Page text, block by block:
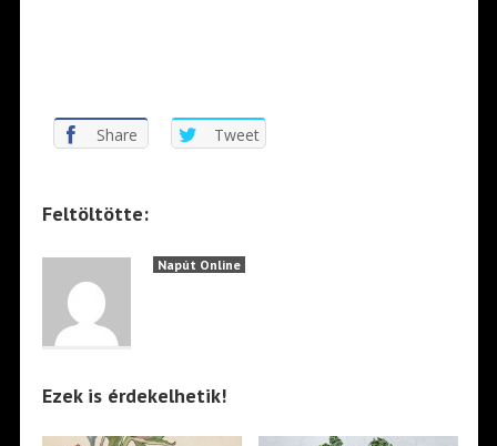
Share Tweet
Feltöltötte:
Napút Online
Ezek is érdekelhetik!